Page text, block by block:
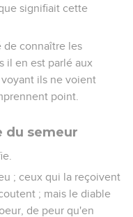
signifiait cette
de connaître les
il en est parlé aux
ils ne voient
point.
du semeur
; ceux qui la reçoivent
; mais le diable
de peur qu'en